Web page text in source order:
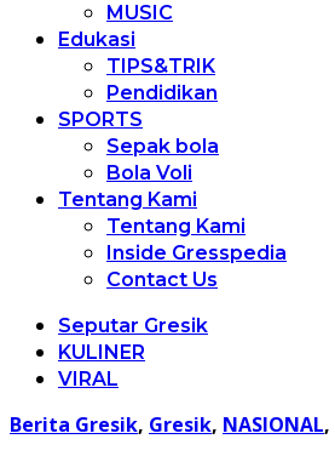
MUSIC
Edukasi
TIPS&TRIK
Pendidikan
SPORTS
Sepak bola
Bola Voli
Tentang Kami
Tentang Kami
Inside Gresspedia
Contact Us
Seputar Gresik
KULINER
VIRAL
Berita Gresik, Gresik, NASIONAL,